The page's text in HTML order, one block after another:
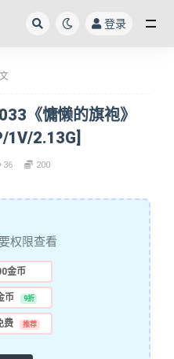
登录
《慵懒的旗袍》
1V/2.13G]
36 200
权限查看
金币
币 9折
费 推荐